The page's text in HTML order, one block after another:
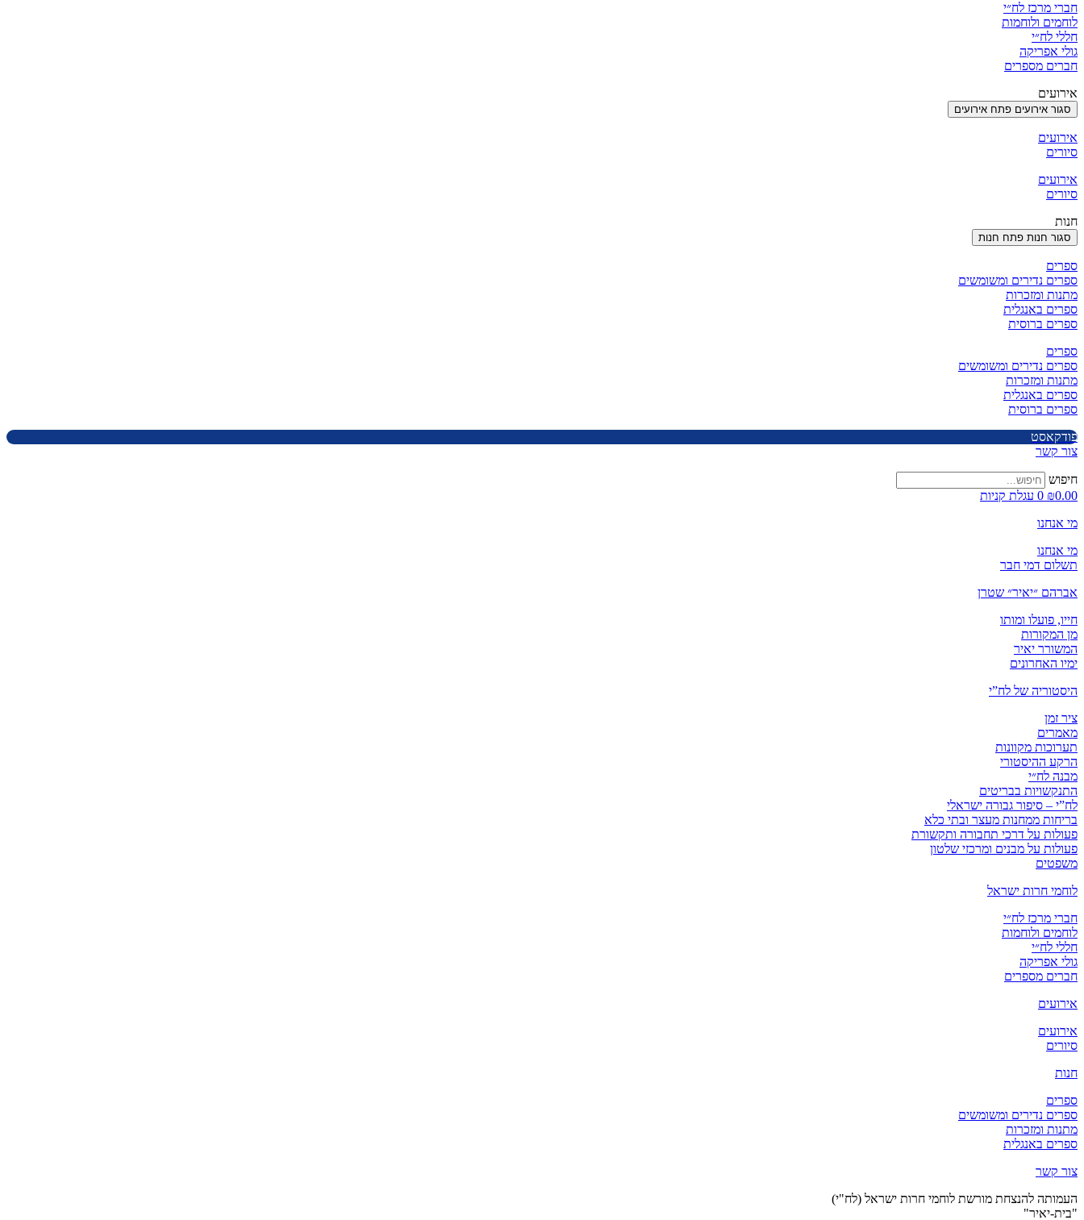
חברי מרכז לח״י
לוחמים ולוחמות
חללי לח״י
גולי אפריקה
חברים מספרים
אירועים
סגור אירועים פתח אירועים
אירועים
סיורים
אירועים
סיורים
חנות
סגור חנות פתח חנות
ספרים
ספרים נדירים ומשומשים
מתנות ומזכרות
ספרים באנגלית
ספרים ברוסית
ספרים
ספרים נדירים ומשומשים
מתנות ומזכרות
ספרים באנגלית
ספרים ברוסית
פודקאסט
צור קשר
חיפוש
₪0.00
0 עגלת קניות
מי אנחנו
מי אנחנו
תשלום דמי חבר
אברהם ״יאיר״ שטרן
חייו, פועלו ומותו
מן המקורות
המשורר יאיר
ימיו האחרונים
היסטוריה של לח”י
ציר זמן
מאמרים
תערוכות מקוונות
הרקע ההיסטורי
מבנה לח״י
התנקשויות בבריטים
לח”י – סיפור גבורה ישראלי
בריחות ממחנות מעצר ובתי כלא
פעולות על דרכי תחבורה ותקשורת
פעולות על מבנים ומרכזי שלטון
משפטים
לוחמי חרות ישראל
חברי מרכז לח״י
לוחמים ולוחמות
חללי לח״י
גולי אפריקה
חברים מספרים
אירועים
אירועים
סיורים
חנות
ספרים
ספרים נדירים ומשומשים
מתנות ומזכרות
ספרים באנגלית
צור קשר
העמותה להנצחת מורשת לוחמי חרות ישראל (לח"י)
"בית-יאיר"